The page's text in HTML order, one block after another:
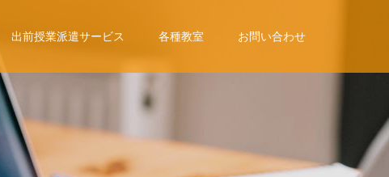
出前授業派遣サービス 各種教室 お問い合わせ